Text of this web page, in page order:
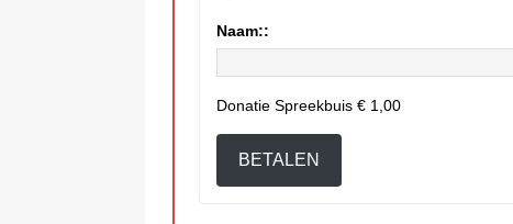
Naam::
Donatie Spreekbuis € 1,00
BETALEN